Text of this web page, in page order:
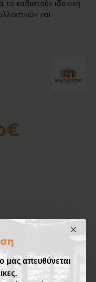
μας απευθύνεται
καθιστούν ιδανική
και